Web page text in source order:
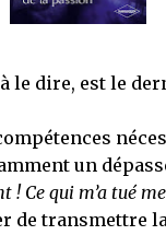
le dire, est le
un
! Ce qui m’a tué
de transmettre